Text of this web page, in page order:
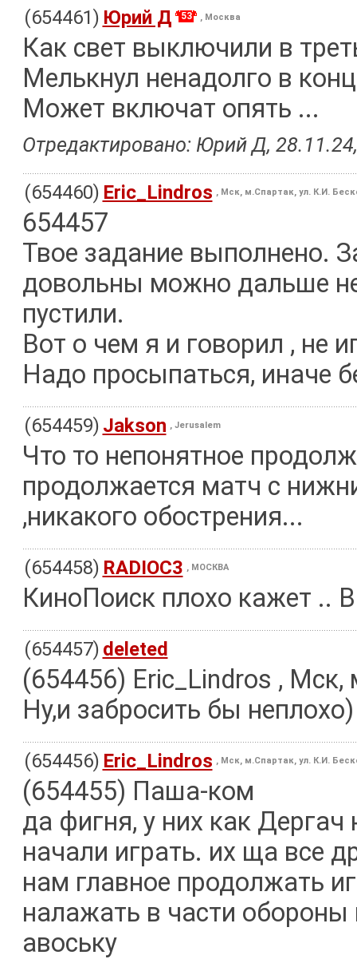
(654461) Юрий Д 53 , Москва
Как свет выключили в
Мелькнул ненадолго в
Может включат опять ...
Отредактировано: Юрий Д,
(654460) Eric_Lindros , Мск, м.Спартак, ул. К.И.
654457
Твое задание выполнено.
довольны можно дальше
пустили.
Вот о чем я и говорил , не
Надо просыпаться, иначе
(654459) Jakson , Jerusalem
Что то непонятное
продолжается матч с
,никакого обострения...
(654458) RADIOC3 , МОСКВА
КиноПоиск плохо кажет ..
(654457) deleted
(654456) Eric_Lindros ,
Ну,и забросить бы неплохо)
(654456) Eric_Lindros , Мск, м.Спартак, ул. К.И.
(654455) Паша-ком
да фигня, у них как Дергач
начали играть. их ща все
нам главное продолжать
налажать в части
авоську